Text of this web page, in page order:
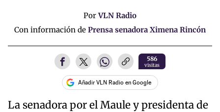
PorVLN Radio
Con información de Prensa senadora Ximena Rincón
586
visitas
Añadir VLN Radio en Google
La senadora por el Maule y presidenta de